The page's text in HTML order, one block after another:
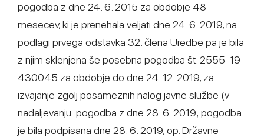
pogodba z dne 24. 6. 2015 za obdobje 48
mesecev, ki je prenehala veljati dne 24. 6. 2019, na
podlagi prvega odstavka 32. člena Uredbe pa je bila
z njim sklenjena še posebna pogodba št. 2555-19-
430045 za obdobje do dne 24. 12. 2019, za
izvajanje zgolj posameznih nalog javne službe (v
nadaljevanju: pogodba z dne 28. 6. 2019; pogodba
je bila podpisana dne 28. 6. 2019, op. Državne